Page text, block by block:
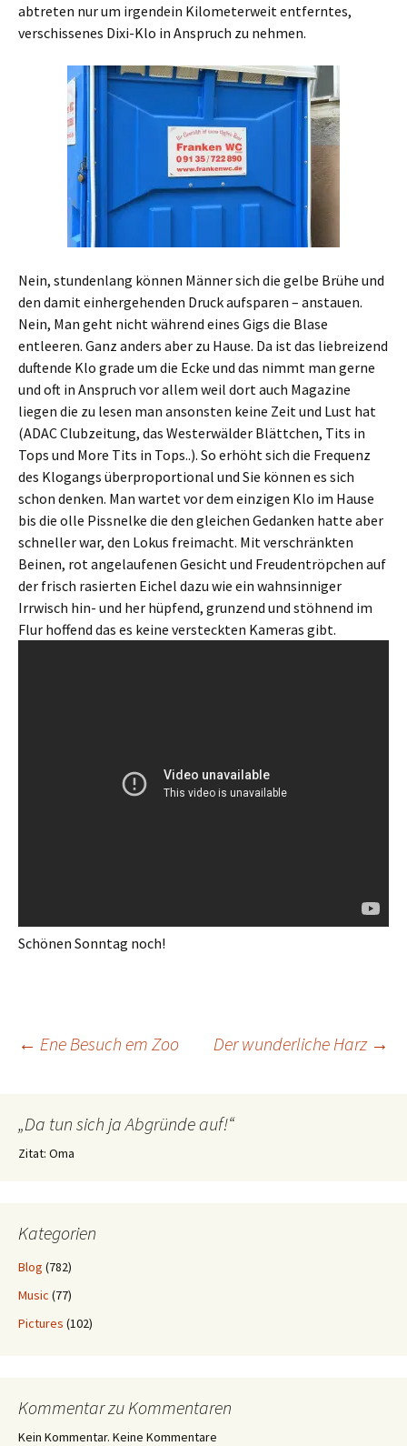
abtreten nur um irgendein Kilometerweit entferntes,
verschissenes Dixi-Klo in Anspruch zu nehmen.
Nein, stundenlang können Männer sich die gelbe Brühe und
den damit einhergehenden Druck aufsparen – anstauen.
Nein, Man geht nicht während eines Gigs die Blase
entleeren. Ganz anders aber zu Hause. Da ist das liebreizend
duftende Klo grade um die Ecke und das nimmt man gerne
und oft in Anspruch vor allem weil dort auch Magazine
liegen die zu lesen man ansonsten keine Zeit und Lust hat
(ADAC Clubzeitung, das Westerwälder Blättchen, Tits in
Tops und More Tits in Tops..). So erhöht sich die Frequenz
des Klogangs überproportional und Sie können es sich
schon denken. Man wartet vor dem einzigen Klo im Hause
bis die olle Pissnelke die den gleichen Gedanken hatte aber
schneller war, den Lokus freimacht. Mit verschränkten
Beinen, rot angelaufenen Gesicht und Freudentröpchen auf
der frisch rasierten Eichel dazu wie ein wahnsinniger
Irrwisch hin- und her hüpfend, grunzend und stöhnend im
Flur hoffend das es keine versteckten Kameras gibt.
Schönen Sonntag noch!
Beitragsnavigation
← Ene Besuch em Zoo Der wunderliche Harz →
„Da tun sich ja Abgründe auf!“
Zitat: Oma
Kategorien
Blog (782)
Music (77)
Pictures (102)
Kommentar zu Kommentaren
Kein Kommentar. Keine Kommentare